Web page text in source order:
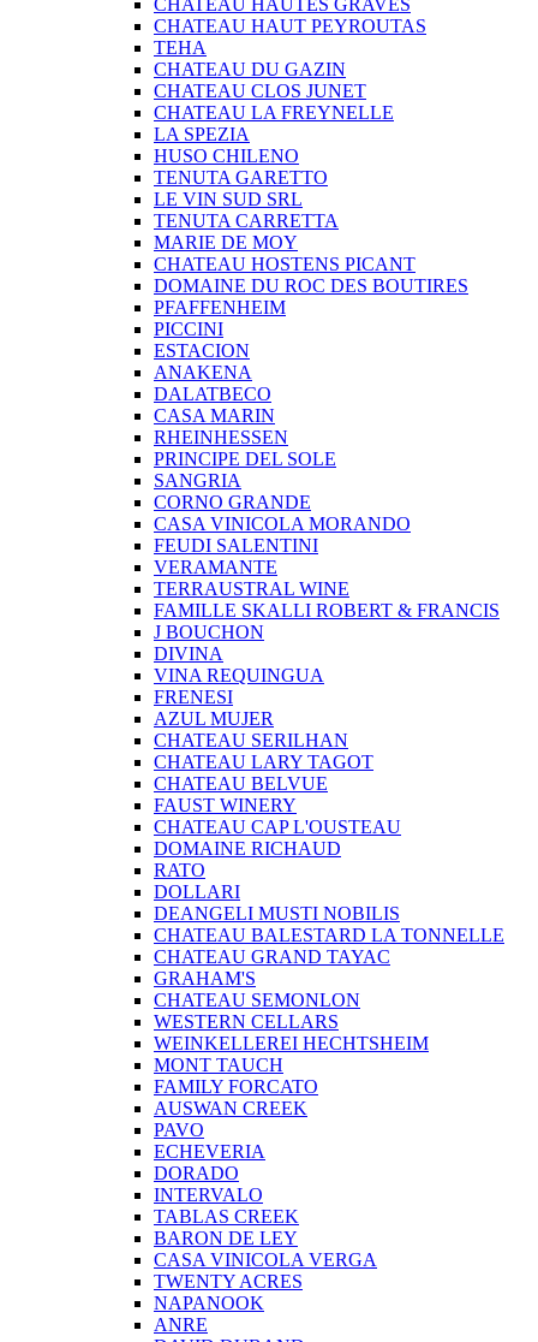
CHATEAU HAUTES GRAVES
CHATEAU HAUT PEYROUTAS
TEHA
CHATEAU DU GAZIN
CHATEAU CLOS JUNET
CHATEAU LA FREYNELLE
LA SPEZIA
HUSO CHILENO
TENUTA GARETTO
LE VIN SUD SRL
TENUTA CARRETTA
MARIE DE MOY
CHATEAU HOSTENS PICANT
DOMAINE DU ROC DES BOUTIRES
PFAFFENHEIM
PICCINI
ESTACION
ANAKENA
DALATBECO
CASA MARIN
RHEINHESSEN
PRINCIPE DEL SOLE
SANGRIA
CORNO GRANDE
CASA VINICOLA MORANDO
FEUDI SALENTINI
VERAMANTE
TERRAUSTRAL WINE
FAMILLE SKALLI ROBERT & FRANCIS
J BOUCHON
DIVINA
VINA REQUINGUA
FRENESI
AZUL MUJER
CHATEAU SERILHAN
CHATEAU LARY TAGOT
CHATEAU BELVUE
FAUST WINERY
CHATEAU CAP L'OUSTEAU
DOMAINE RICHAUD
RATO
DOLLARI
DEANGELI MUSTI NOBILIS
CHATEAU BALESTARD LA TONNELLE
CHATEAU GRAND TAYAC
GRAHAM'S
CHATEAU SEMONLON
WESTERN CELLARS
WEINKELLEREI HECHTSHEIM
MONT TAUCH
FAMILY FORCATO
AUSWAN CREEK
PAVO
ECHEVERIA
DORADO
INTERVALO
TABLAS CREEK
BARON DE LEY
CASA VINICOLA VERGA
TWENTY ACRES
NAPANOOK
ANRE